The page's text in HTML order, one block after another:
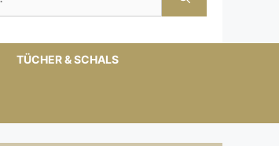
TÜCHER & SCHALS